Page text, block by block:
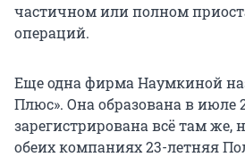
частичном или полном
операций.
Еще одна фирма Наумкиной
Плюс». Она образована в июле
зарегистрирована всё там же,
обеих компаниях 23-летняя